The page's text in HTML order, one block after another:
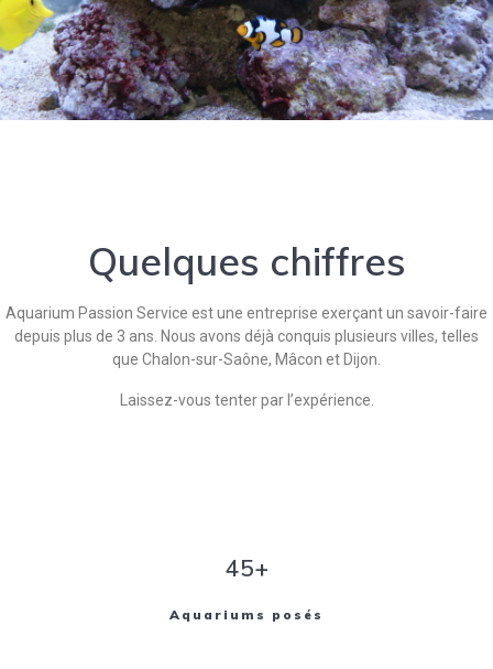
Quelques chiffres
Aquarium Passion Service est une entreprise exerçant un savoir-faire
depuis plus de 3 ans. Nous avons déjà conquis plusieurs villes, telles
que Chalon-sur-Saône, Mâcon et Dijon.
Laissez-vous tenter par l’expérience.
45+
Aquariums posés